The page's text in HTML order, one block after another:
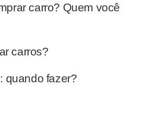
carro? Quem você
carros?
quando fazer?